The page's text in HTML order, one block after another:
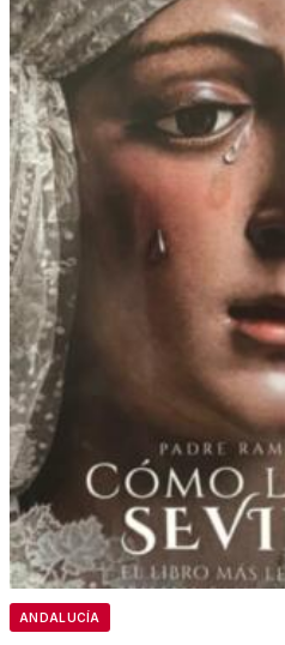
ANDALUCÍA